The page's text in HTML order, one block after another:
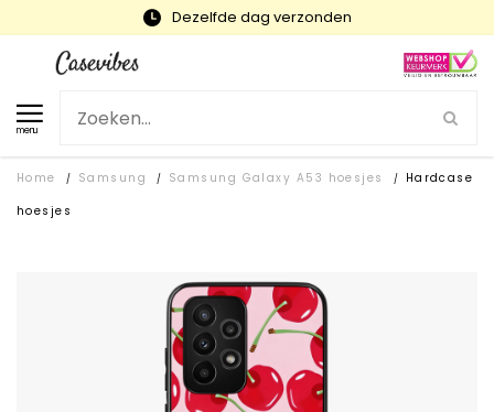
Snelle levering en gratis ruilen
menu
Home / Samsung / Samsung Galaxy A53 hoesjes /
Hardcase
hoesjes